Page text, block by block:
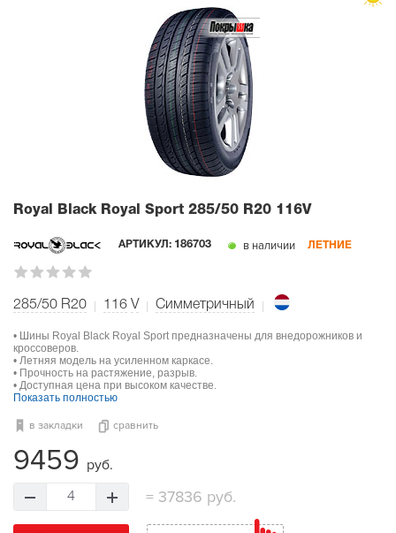
Royal Black Royal Sport 285/50 R20 116V
АРТИКУЛ: 186703 в наличии ЛЕТНИЕ
285/50 R20 116 V Симметричный
• Шины Royal Black Royal Sport предназначены для внедорожников и
кроссоверов.
• Летняя модель на усиленном каркасе.
• Прочность на растяжение, разрыв.
• Доступная цена при высоком качестве.
Показать полностью
в закладки сравнить
9459 руб.
4 =37836 руб.